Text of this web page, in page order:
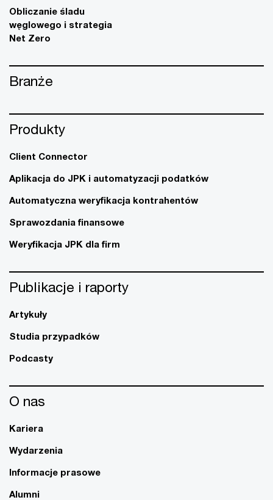
Obliczanie śladu
węglowego i strategia
Net Zero
Branże
Produkty
Client Connector
Aplikacja do JPK i automatyzacji podatków
Automatyczna weryfikacja kontrahentów
Sprawozdania finansowe
Weryfikacja JPK dla firm
Publikacje i raporty
Artykuły
Studia przypadków
Podcasty
O nas
Kariera
Wydarzenia
Informacje prasowe
Alumni